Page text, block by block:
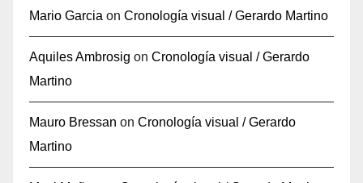
Mario Garcia on Cronología visual / Gerardo Martino
Aquiles Ambrosig on Cronología visual / Gerardo
Martino
Mauro Bressan on Cronología visual / Gerardo
Martino